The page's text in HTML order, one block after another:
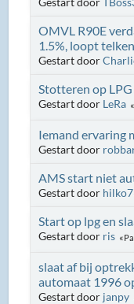
OMVL R90E
1.5%, loopt
Gestart door
Stotteren op LPG
Gestart door LeRa
Iemand ervaring
Gestart door
AMS start niet
Gestart door
Start op lpg en
Gestart door ris
slaat af bij
automaat 1996
Gestart door janpy